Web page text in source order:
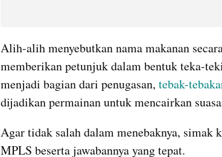
Alih-alih menyebutkan nama makanan
memberikan petunjuk dalam bentuk teka-
menjadi bagian dari penugasan, tebak-
dijadikan permainan untuk mencairkan
Agar tidak salah dalam menebaknya, simak
MPLS beserta jawabannya yang tepat.